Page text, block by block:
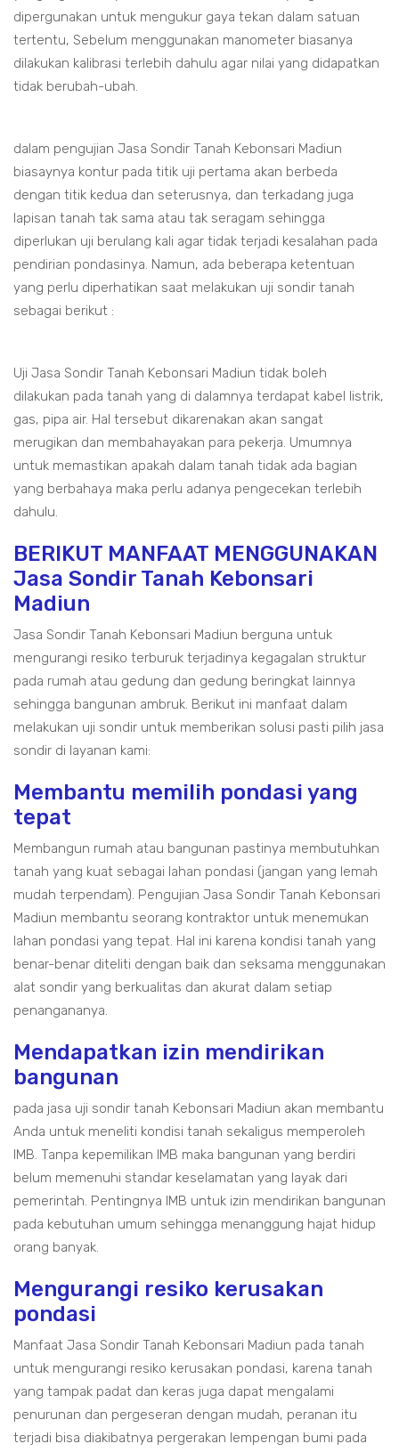
dipergunakan untuk mengukur gaya tekan dalam satuan
tertentu, Sebelum menggunakan manometer biasanya
dilakukan kalibrasi terlebih dahulu agar nilai yang didapatkan
tidak berubah-ubah.
dalam pengujian Jasa Sondir Tanah Kebonsari Madiun
biasaynya kontur pada titik uji pertama akan berbeda
dengan titik kedua dan seterusnya, dan terkadang juga
lapisan tanah tak sama atau tak seragam sehingga
diperlukan uji berulang kali agar tidak terjadi kesalahan pada
pendirian pondasinya. Namun, ada beberapa ketentuan
yang perlu diperhatikan saat melakukan uji sondir tanah
sebagai berikut :
Uji Jasa Sondir Tanah Kebonsari Madiun tidak boleh
dilakukan pada tanah yang di dalamnya terdapat kabel listrik,
gas, pipa air. Hal tersebut dikarenakan akan sangat
merugikan dan membahayakan para pekerja. Umumnya
untuk memastikan apakah dalam tanah tidak ada bagian
yang berbahaya maka perlu adanya pengecekan terlebih
dahulu.
BERIKUT MANFAAT MENGGUNAKAN
Jasa Sondir Tanah Kebonsari
Madiun
Jasa Sondir Tanah Kebonsari Madiun berguna untuk
mengurangi resiko terburuk terjadinya kegagalan struktur
pada rumah atau gedung dan gedung beringkat lainnya
sehingga bangunan ambruk. Berikut ini manfaat dalam
melakukan uji sondir untuk memberikan solusi pasti pilih jasa
sondir di layanan kami:
Membantu memilih pondasi yang
tepat
Membangun rumah atau bangunan pastinya membutuhkan
tanah yang kuat sebagai lahan pondasi (jangan yang lemah
mudah terpendam). Pengujian Jasa Sondir Tanah Kebonsari
Madiun membantu seorang kontraktor untuk menemukan
lahan pondasi yang tepat. Hal ini karena kondisi tanah yang
benar-benar diteliti dengan baik dan seksama menggunakan
alat sondir yang berkualitas dan akurat dalam setiap
penangananya.
Mendapatkan izin mendirikan
bangunan
pada jasa uji sondir tanah Kebonsari Madiun akan membantu
Anda untuk meneliti kondisi tanah sekaligus memperoleh
IMB. Tanpa kepemilikan IMB maka bangunan yang berdiri
belum memenuhi standar keselamatan yang layak dari
pemerintah. Pentingnya IMB untuk izin mendirikan bangunan
pada kebutuhan umum sehingga menanggung hajat hidup
orang banyak.
Mengurangi resiko kerusakan
pondasi
Manfaat Jasa Sondir Tanah Kebonsari Madiun pada tanah
untuk mengurangi resiko kerusakan pondasi, karena tanah
yang tampak padat dan keras juga dapat mengalami
penurunan dan pergeseran dengan mudah, peranan itu
terjadi bisa diakibatnya pergerakan lempengan bumi pada